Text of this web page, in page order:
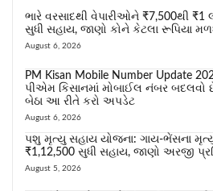
ભારે વરસાદથી વેપારીઓને ₹7,500થી ₹1
સુધી સહાય, જાણો કોને કેટલા રૂપિયા
August 6, 2026
PM Kisan Mobile Number Update
પીએમ કિસાનમાં મોબાઈલ નંબર બદલવો
બેઠા આ રીતે કરો અપડેટ
August 6, 2026
પશુ મૃત્યુ સહાય યોજના: ગાય-ભેંસના
₹1,12,500 સુધી સહાય, જાણો અરજી
August 5, 2026